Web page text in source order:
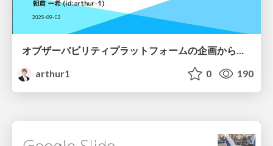
オブザーバビリティプラットフォームの企画からリリースまで──PO・TLから見るMackerelの裏側 / ”ユーザー体験”の起点となるUXとアプリ開発──トヨタ・Nissan・はてなのプロダクトと開発現場から見える、設計の多様なアプローチ【TECH DRIVERS Day1】
arthur1
0 190